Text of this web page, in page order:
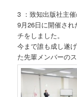
3 ：致知出版社主
9月26日に開催さ
チをしました。
今まで誰も成し遂
た先輩メンバーの